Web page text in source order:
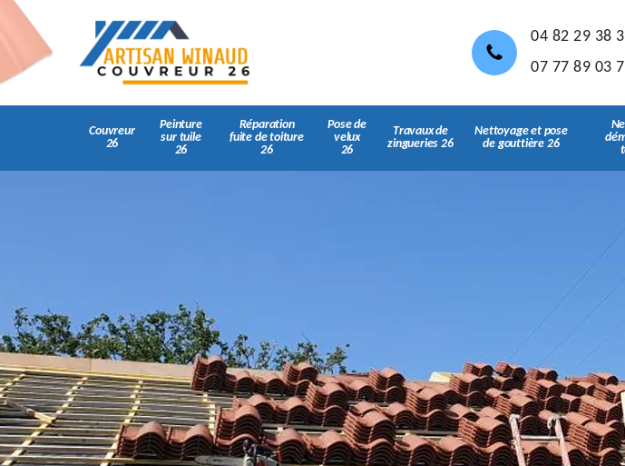
04 82 29 38
07 77 89 03
Couvreur
26
Peinture
sur tuile
26
Réparation
fuite de toiture
26
Pose de
velux
26
Travaux de
zingueries 26
Nettoyage et pose
de gouttière 26